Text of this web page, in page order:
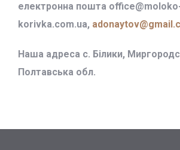
електронна пошта office@
korivka.com.ua,
Наша адреса с. Білики,
Полтавська обл.